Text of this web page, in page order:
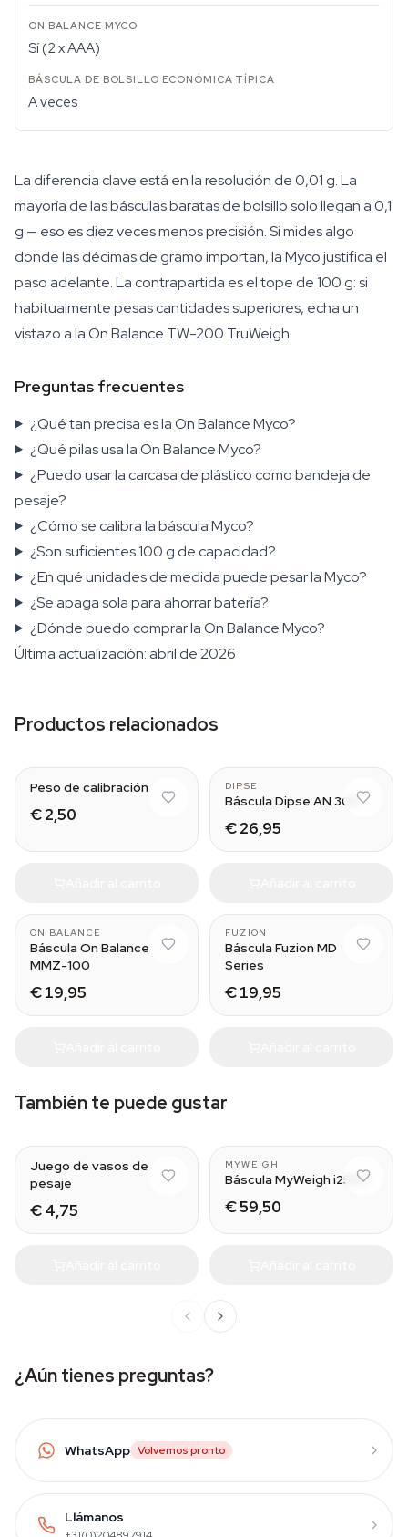
Sí (2 x AAA)
A veces
La diferencia clave está en la resolución de 0,01 g. La
mayoría de las básculas baratas de bolsillo solo llegan a 0,1
g — eso es diez veces menos precisión. Si mides algo
donde las décimas de gramo importan, la Myco justifica el
paso adelante. La contrapartida es el tope de 100 g: si
habitualmente pesas cantidades superiores, echa un
vistazo a la On Balance TW-200 TruWeigh.
Preguntas frecuentes
¿Qué tan precisa es la On Balance Myco?
¿Qué pilas usa la On Balance Myco?
¿Puedo usar la carcasa de plástico como bandeja de
pesaje?
¿Cómo se calibra la báscula Myco?
¿Son suficientes 100 g de capacidad?
¿En qué unidades de medida puede pesar la Myco?
¿Se apaga sola para ahorrar batería?
¿Dónde puedo comprar la On Balance Myco?
Última actualización: abril de 2026
Productos relacionados
Peso de calibración
€ 2,50
DIPSE
Báscula Dipse AN 300
€ 26,95
ON BALANCE
Báscula On Balance
MMZ-100
€ 19,95
FUZION
Báscula Fuzion MD
Series
€ 19,95
También te puede gustar
Juego de vasos de
pesaje
€ 4,75
MYWEIGH
Báscula MyWeigh i2500
€ 59,50
¿Aún tienes preguntas?
WhatsApp Volvemos pronto
Llámanos